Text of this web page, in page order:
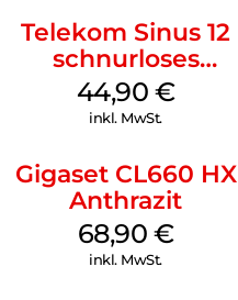
Telekom Sinus 12
schnurloses
Analog Telefon
Weiß
44,90 €
inkl. MwSt.
Gigaset CL660 HX
Anthrazit
68,90 €
inkl. MwSt.